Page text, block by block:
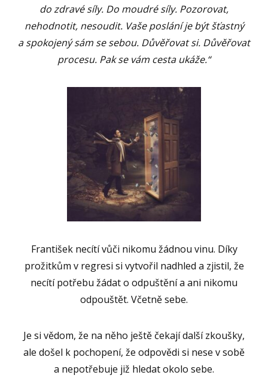
dozdravé síly. Do moudré síly. Pozorovat,
nehodnotit, nesoudit. Vaše poslání je být šťastný
a spokojený sám se sebou. Důvěřovat si. Důvěřovat
procesu. Pak se vám cesta ukáže.“
František necítí vůči nikomu žádnou vinu. Díky
prožitkům v regresi si vytvořil nadhled a zjistil, že
necítí potřebu žádat o odpuštění a ani nikomu
odpouštět. Včetně sebe.
Je si vědom, že na něho ještě čekají další zkoušky,
ale došel k pochopení, že odpovědi si nese v sobě
a nepotřebuje již hledat okolo sebe.